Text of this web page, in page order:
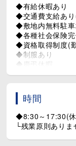
◆有給休暇あり
◆交通費支給あ
◆敷地内無料駐車
◆各種社会保険
◆資格取得制度(
◆制服あり
◆慶弔休暇
◆介護休業取得
時間
◆8:30～17:30(
└残業原則ありま